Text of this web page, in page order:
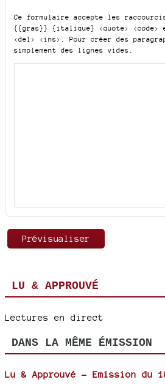
Ce formulaire accepte les
{{gras}} {italique} <quote> <code>
<del> <ins>
. Pour créer des
simplement des lignes vides.
LU & APPROUVÉ
Lectures en direct
DANS LA MÊME ÉMISSION
Lu & Approuvé - Emission du